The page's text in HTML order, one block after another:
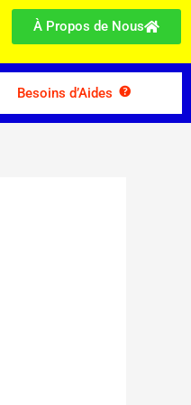
À Propos de Nous
Besoins d’Aides